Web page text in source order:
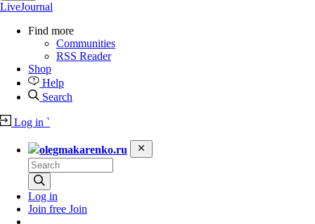
LiveJournal
Find more
Communities
RSS Reader
Shop
Help
Search
Log in `
olegmakarenko.ru
Log in
Join free Join